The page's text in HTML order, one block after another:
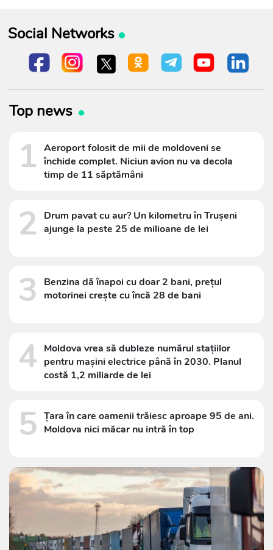
Social Networks
Top news
1 Aeroport folosit de mii de moldoveni se
închide complet. Niciun avion nu va decola
timp de 11 săptămâni
2
Drum pavat cu aur? Un kilometru în Trușeni
ajunge la peste 25 de milioane de lei
3
Benzina dă înapoi cu doar 2 bani, prețul
motorinei crește cu încă 28 de bani
4 Moldova vrea să dubleze numărul stațiilor
pentru mașini electrice până în 2030. Planul
costă 1,2 miliarde de lei
5 Țara în care oamenii trăiesc aproape 95 de ani.
Moldova nici măcar nu intră în top